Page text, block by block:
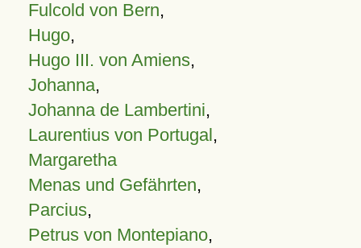
Fulcold von Bern,
Hugo,
Hugo III. von Amiens,
Johanna,
Johanna de Lambertini,
Laurentius von Portugal,
Margaretha
Menas und Gefährten,
Parcius,
Petrus von Montepiano,